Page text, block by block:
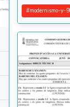
#modernismo-y-